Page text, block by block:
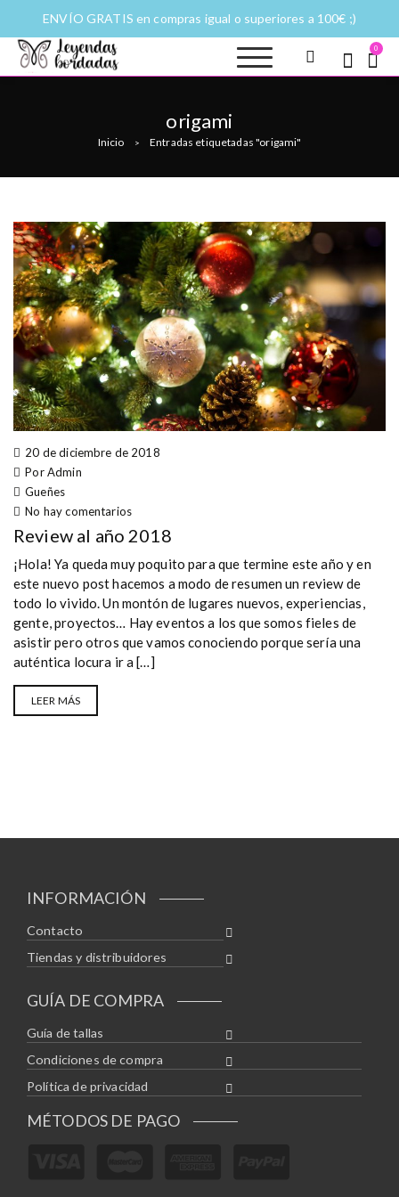
ENVÍO GRATIS en compras igual o superiores a 100€ ;)
Leyendas
0
origami
Inicio > Entradas etiquetadas "origami"
20 de diciembre de 2018
Por Admin
Gueñes
No hay comentarios
Review al año 2018
¡Hola! Ya queda muy poquito para que termine este año y en
este nuevo post hacemos a modo de resumen un review de
todo lo vivido. Un montón de lugares nuevos, experiencias,
gente, proyectos… Hay eventos a los que somos fieles de
asistir pero otros que vamos conociendo porque sería una
auténtica locura ir a […]
LEER MÁS
INFORMACIÓN
Contacto
Tiendas y distribuidores
GUÍA DE COMPRA
Guía de tallas
Condiciones de compra
Política de privacidad
MÉTODOS DE PAGO